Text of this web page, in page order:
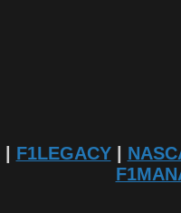
F1LEGACY|